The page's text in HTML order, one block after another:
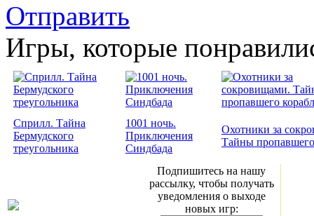
Отправить
Игры, которые
Сприлл. Тайна
Бермудского
треугольника
1001 ночь.
Приключения
Синдбада
Охотники за
Тайны пропавшего
Подпишитесь на нашу
рассылку, чтобы получать
уведомления о выходе
новых игр: